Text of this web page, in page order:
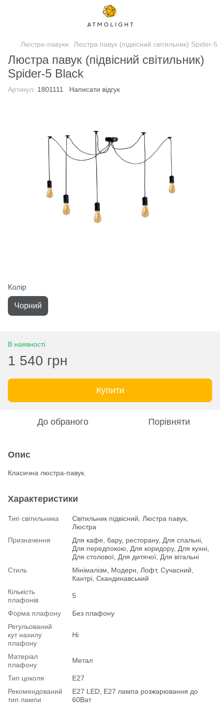
Люстри-павуки Люстра павук (підвісний світильник) Spider-
Люстра павук (підвісний світильник)
Spider-5 Black
Артикул: 1801111 Написати відгук
Колір
Чорний
В наявності
1 540 грн
Купити
До обраного Порівняти
Опис
Класична люстра-павук.
Характеристики
Тип світильника
Світильник підвісний, Люстра павук,
Люстра
Призначення
Для кафе, бару, ресторану, Для спальні,
Для передпокою, Для коридору, Для кухні,
Для столової, Для дитячої, Для вітальні
Стиль
Мінімалізм, Модерн, Лофт, Сучасний,
Кантрі, Скандинавський
Кількість
плафонів
5
Форма плафону
Без плафону
Регульований
кут нахилу
плафону
Ні
Матеріал
плафону
Метал
Тип цоколя
E27
Рекомендований
тип лампи
Е27 LED, E27 лампа розжарювання до
60Ват